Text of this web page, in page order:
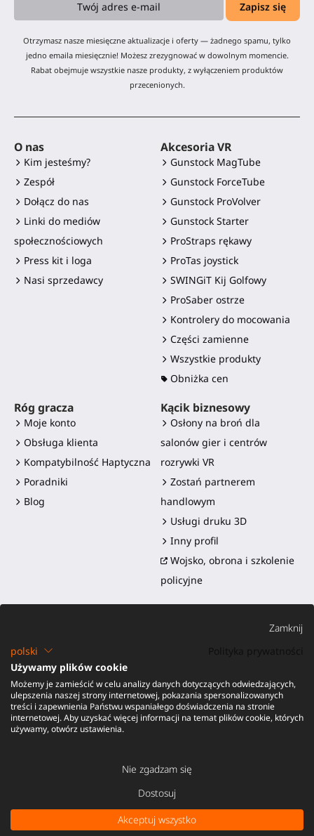
Otrzymasz nasze miesięczne aktualizacje i oferty — żadnego spamu, tylko
jedno emaila miesięcznie! Możesz zrezygnować w dowolnym momencie.
Rabat obejmuje wszystkie nasze produkty, z wyłączeniem produktów
przecenionych.
O nas
Kim jesteśmy?
Zespół
Dołącz do nas
Linki do mediów
społecznościowych
Press kit i loga
Nasi sprzedawcy
Akcesoria VR
Gunstock MagTube
Gunstock ForceTube
Gunstock ProVolver
Gunstock Starter
ProStraps rękawy
ProTas joystick
SWINGiT Kij Golfowy
ProSaber ostrze
Kontrolery do mocowania
Części zamienne
Wszystkie produkty
Obniżka cen
Róg gracza
Moje konto
Obsługa klienta
Kompatybilność Haptyczna
Poradniki
Blog
Kącik biznesowy
Osłony na broń dla
salonów gier i centrów
rozrywki VR
Zostań partnerem
handlowym
Usługi druku 3D
Inny profil
Wojsko, obrona i szkolenie
policyjne
©2016-2026 - ProTubeVR™|Warunki sprzedaży|Wysyłka i
obowiązki|Gwarancja|Zwroty i zwrot pieniędzy
Zamknij
polski
Używamy plików cookie
Możemy je zamieścić w celu analizy danych dotyczących odwiedzających,
ulepszenia naszej strony internetowej, pokazania spersonalizowanych
treści i zapewnienia Państwu wspaniałego doświadczenia na stronie
internetowej. Aby uzyskać więcej informacji na temat plików cookie, których
używamy, otwórz ustawienia.
Nie zgadzam się
Dostosuj
Akceptuj wszystko